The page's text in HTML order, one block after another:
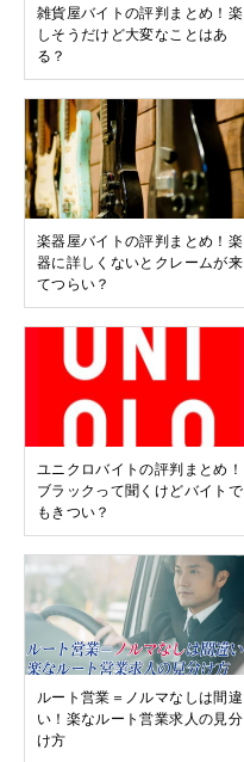
雑貨屋バイトの評判まとめ！楽
しそうだけど大変なことはあ
る？
楽器屋バイトの評判まとめ！楽
器に詳しくないとクレームが来
てつらい？
ユニクロバイトの評判まとめ！
ブラックって聞くけどバイトで
もきつい？
ルート営業＝ノルマなしは間違
い！楽なルート営業求人の見分
け方